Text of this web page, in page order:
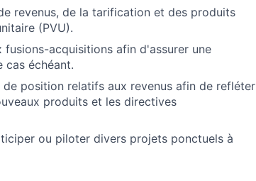
revenus, de la tarification et des produits
(PVU).
acquisitions afin d'assurer une
cas échéant.
position relatifs aux revenus afin de refléter
produits et les directives
ou piloter divers projets ponctuels à